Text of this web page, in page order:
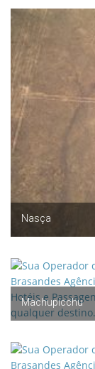
Nasça
Machupicchu